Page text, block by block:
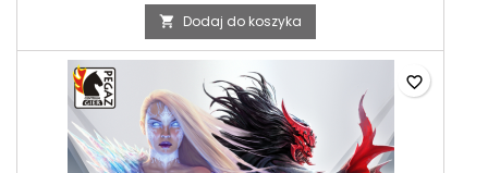
 Dodaj do koszyka
favorite_border